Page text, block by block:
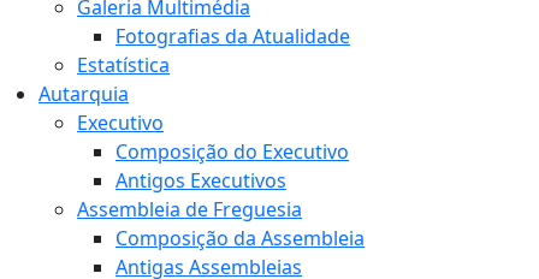
Galeria Multimédia
Fotografias da Atualidade
Estatística
Autarquia
Executivo
Composição do Executivo
Antigos Executivos
Assembleia de Freguesia
Composição da Assembleia
Antigas Assembleias